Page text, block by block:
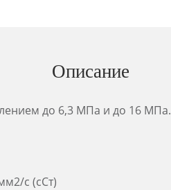
Описание
до 6,3 МПа и до 16 МПа.
с (сСт)